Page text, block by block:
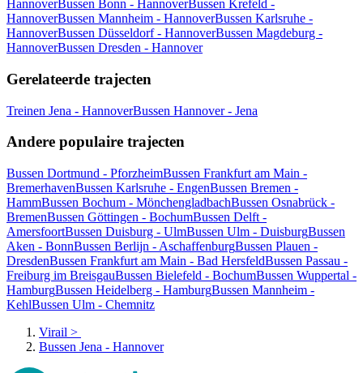
HannoverBussen Bonn - HannoverBussen Krefeld -
HannoverBussen Mannheim - HannoverBussen Karlsruhe -
HannoverBussen Düsseldorf - HannoverBussen Magdeburg -
HannoverBussen Dresden - Hannover
Gerelateerde trajecten
Treinen Jena - HannoverBussen Hannover - Jena
Andere populaire trajecten
Bussen Dortmund - PforzheimBussen Frankfurt am Main -
BremerhavenBussen Karlsruhe - EngenBussen Bremen -
HammBussen Bochum - MönchengladbachBussen Osnabrück -
BremenBussen Göttingen - BochumBussen Delft -
AmersfoortBussen Duisburg - UlmBussen Ulm - DuisburgBussen
Aken - BonnBussen Berlijn - AschaffenburgBussen Plauen -
DresdenBussen Frankfurt am Main - Bad HersfeldBussen Passau -
Freiburg im BreisgauBussen Bielefeld - BochumBussen Wuppertal -
HamburgBussen Heidelberg - HamburgBussen Mannheim -
KehlBussen Ulm - Chemnitz
Virail >
Bussen Jena - Hannover